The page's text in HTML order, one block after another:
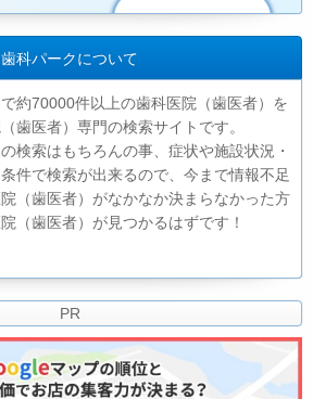
歯科パークについて
で約70000件以上の歯科医院（歯医者）を
歯医者）専門の検索サイトです。
検索はもちろんの事、症状や施設状況・
件で検索が出来るので、今まで情報不足
（歯医者）がなかなか決まらなかった方
（歯医者）が見つかるはずです！
PR